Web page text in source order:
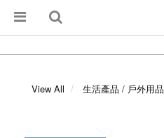
View All 生活產品 / 戶外用品